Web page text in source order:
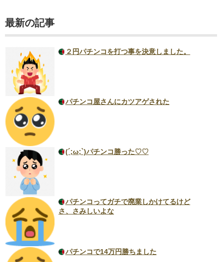
最新の記事
２円パチンコを打つ事を決意しました。
パチンコ屋さんにカツアゲされた
(´;ω;`)パチンコ勝った♡♡
パチンコってガチで廃業しかけてるけど
さ、さみしいよな
パチンコで14万円勝ちました